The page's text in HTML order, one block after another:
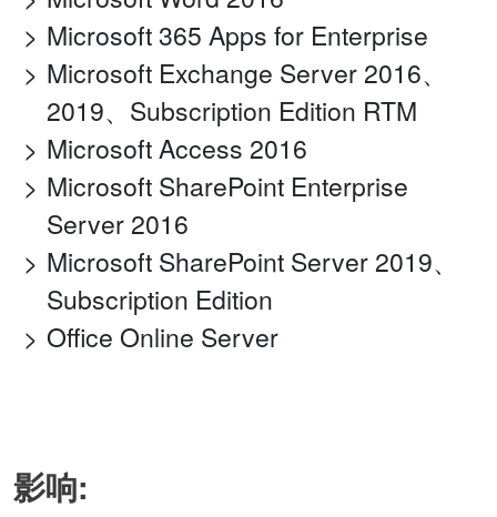
Microsoft 365 Apps for Enterprise
Microsoft Exchange Server 2016、
2019、Subscription Edition RTM
Microsoft Access 2016
Microsoft SharePoint Enterprise
Server 2016
Microsoft SharePoint Server 2019、
Subscription Edition
Office Online Server
影响: